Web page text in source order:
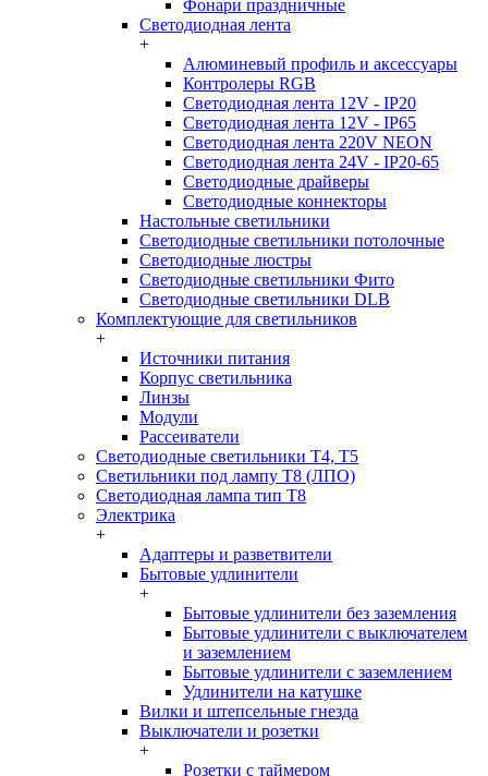
Фонари праздничные
Светодиодная лента
+
Алюминевый профиль и аксессуары
Контролеры RGB
Светодиодная лента 12V - IP20
Светодиодная лента 12V - IP65
Светодиодная лента 220V NEON
Светодиодная лента 24V - IP20-65
Светодиодные драйверы
Светодиодные коннекторы
Настольные светильники
Светодиодные светильники потолочные
Светодиодные люстры
Светодиодные светильники Фито
Светодиодные светильники DLB
Комплектующие для светильников
+
Источники питания
Корпус светильника
Линзы
Модули
Рассеиватели
Светодиодные светильники T4, T5
Светильники под лампу Т8 (ЛПО)
Светодиодная лампа тип T8
Электрика
+
Адаптеры и разветвители
Бытовые удлинители
+
Бытовые удлинители без заземления
Бытовые удлинители с выключателем
и заземлением
Бытовые удлинители с заземлением
Удлинители на катушке
Вилки и штепсельные гнезда
Выключатели и розетки
+
Розетки с таймером